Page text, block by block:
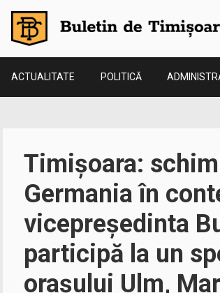
ACTUALITATE POLITICĂ
Timișoara:
Germania în
vicepreședinta
participă la un
orașului Ulm,